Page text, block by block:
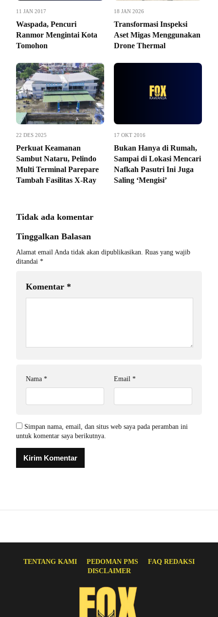
11 JAN 2017
Waspada, Pencuri
Ranmor Mengintai Kota
Tomohon
18 JAN 2026
Transformasi Inspeksi
Aset Migas Menggunakan
Drone Thermal
22 DES 2025
Perkuat Keamanan
Sambut Nataru, Pelindo
Multi Terminal Parepare
Tambah Fasilitas X-Ray
17 OKT 2016
Bukan Hanya di Rumah,
Sampai di Lokasi Mencari
Nafkah Pasutri Ini Juga
Saling ‘Mengisi’
Tidak ada komentar
Tinggalkan Balasan
Alamat email Anda tidak akan dipublikasikan. Ruas yang wajib
ditandai *
Komentar *
Nama * Email *
Simpan nama, email, dan situs web saya pada peramban ini
untuk komentar saya berikutnya.
TENTANG KAMI PEDOMAN PMS
FAQ REDAKSI
DISCLAIMER